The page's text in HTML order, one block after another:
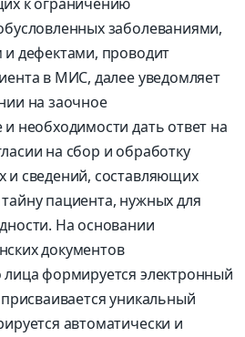
заболеваниями,
дефектами, проводит
в МИС, далее уведомляет
на заочное
и необходимости дать ответ на
на сбор и обработку
и сведений, составляющих
пациента, нужных для
На основании
документов
лица формируется электронный
уникальный
автоматически и